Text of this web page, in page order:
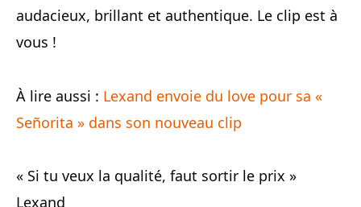
audacieux, brillant et authentique. Le clip est à
vous !
À lire aussi : Lexand envoie du love pour sa «
Señorita » dans son nouveau clip
« Si tu veux la qualité, faut sortir le prix »
Lexand